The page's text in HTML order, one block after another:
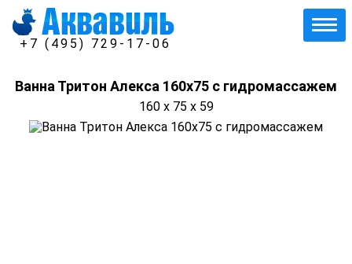
+7 (495) 729-17-06
Ванна Тритон Алекса 160х75 с гидромассажем
160 x 75 x 59